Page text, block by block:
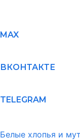
MAX
ВКОНТАКТЕ
TELEGRAM
Белые хлопья и